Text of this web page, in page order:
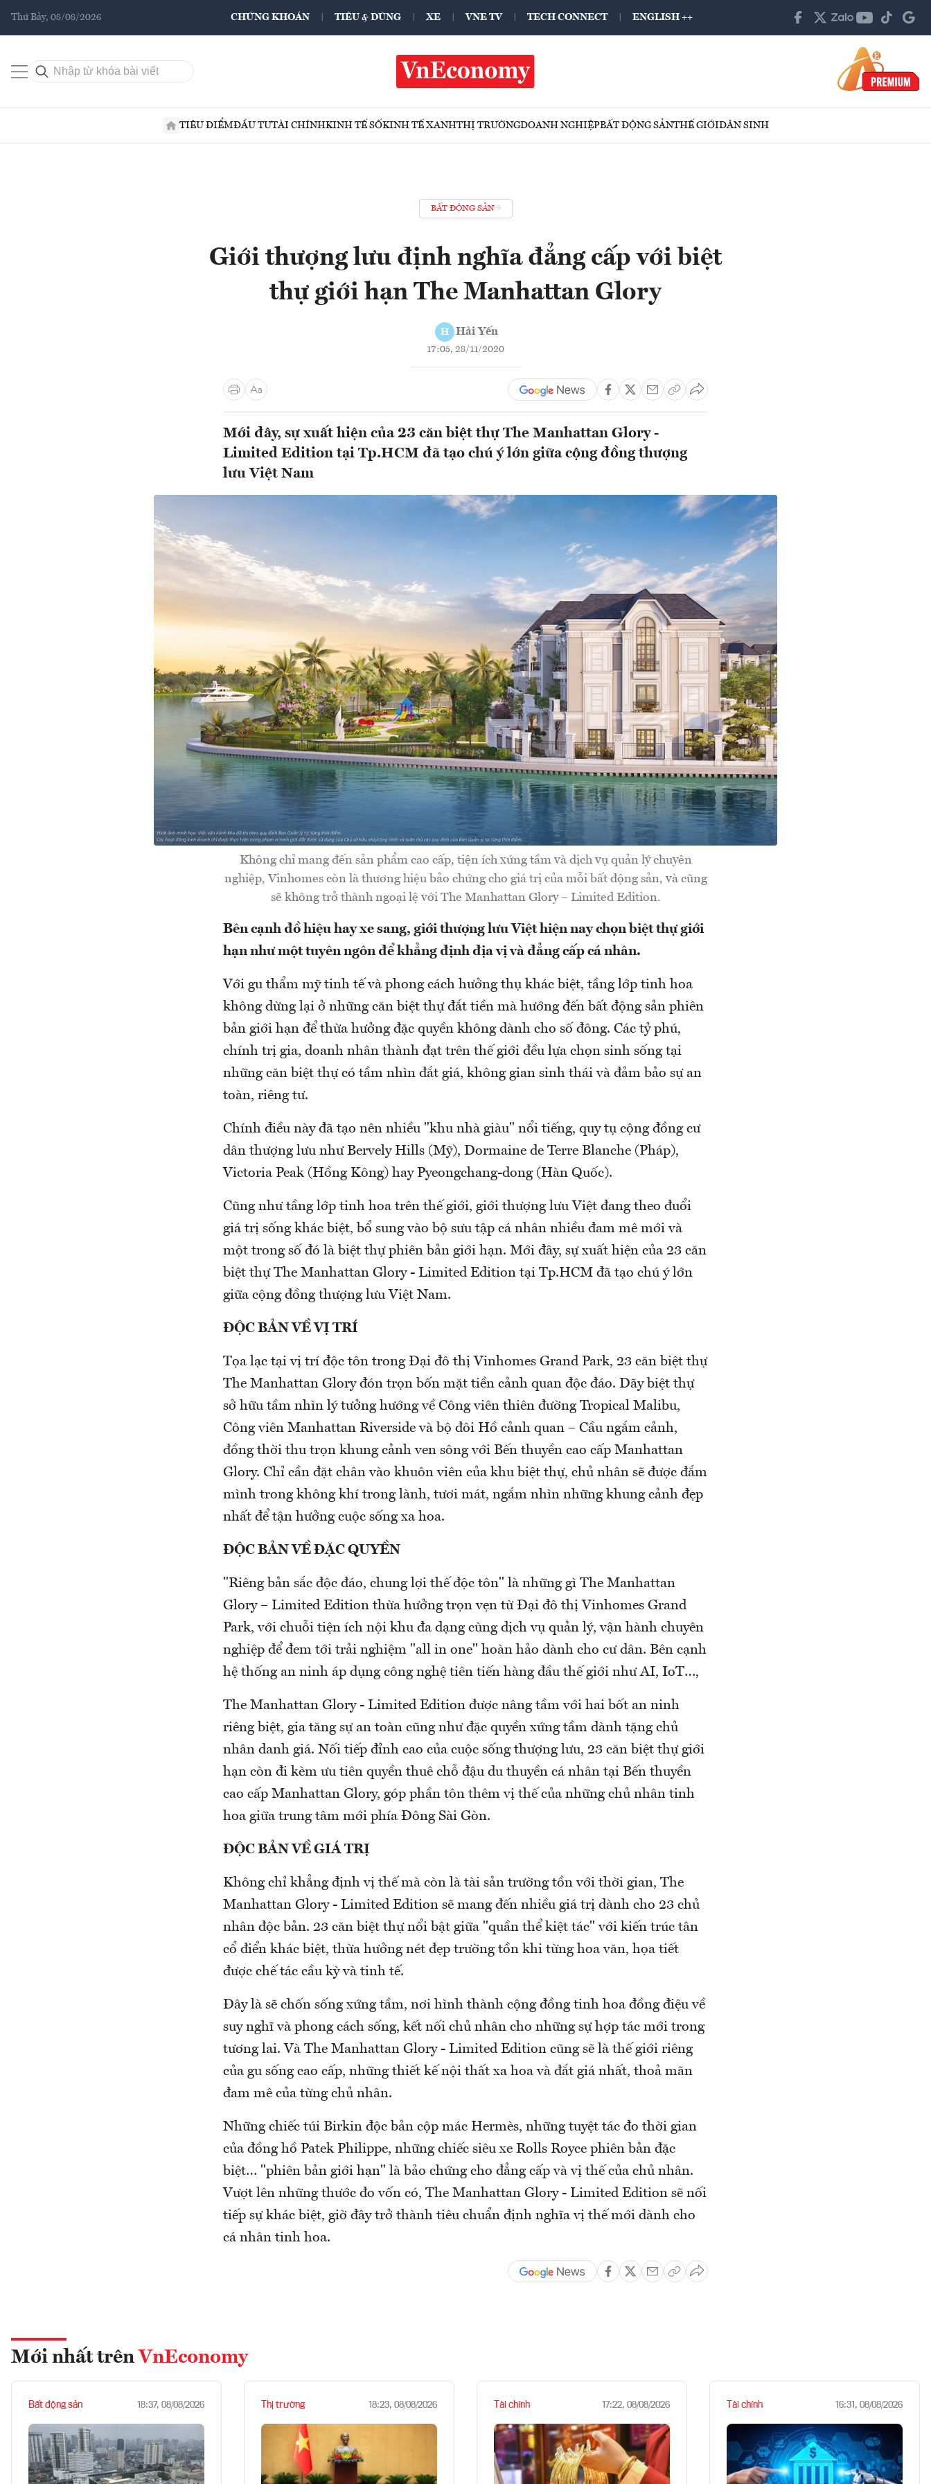
Thứ Bảy, 08/08/2026 CHỨNG KHOÁN TIÊU & DÙNG XE VNE TV TECH CONNECT ENGLISH ++
TIÊU ĐIỂMĐẦU TƯTÀI CHÍNHKINH TẾ SỐKINH TẾ XANHTHỊ TRƯỜNGDOANH NGHIỆPBẤT ĐỘNG SẢNTHẾ GIỚIDÂN SINH
BẤT ĐỘNG SẢN
Giới thượng lưu định nghĩa đẳng cấp với biệt
thự giới hạn The Manhattan Glory
H Hải Yến
17:05, 28/11/2020
Mới đây, sự xuất hiện của 23 căn biệt thự The Manhattan Glory -
Limited Edition tại Tp.HCM đã tạo chú ý lớn giữa cộng đồng thượng
lưu Việt Nam
Không chỉ mang đến sản phẩm cao cấp, tiện ích xứng tầm và dịch vụ quản lý chuyên
nghiệp, Vinhomes còn là thương hiệu bảo chứng cho giá trị của mỗi bất động sản, và cũng
sẽ không trở thành ngoại lệ với The Manhattan Glory – Limited Edition.
Bên cạnh đồ hiệu hay xe sang, giới thượng lưu Việt hiện nay chọn biệt thự giới
hạn như một tuyên ngôn để khẳng định địa vị và đẳng cấp cá nhân.
Với gu thẩm mỹ tinh tế và phong cách hưởng thụ khác biệt, tầng lớp tinh hoa
không dừng lại ở những căn biệt thự đắt tiền mà hướng đến bất động sản phiên
bản giới hạn để thừa hưởng đặc quyền không dành cho số đông. Các tỷ phú,
chính trị gia, doanh nhân thành đạt trên thế giới đều lựa chọn sinh sống tại
những căn biệt thự có tầm nhìn đắt giá, không gian sinh thái và đảm bảo sự an
toàn, riêng tư.
Chính điều này đã tạo nên nhiều "khu nhà giàu" nổi tiếng, quy tụ cộng đồng cư
dân thượng lưu như Bervely Hills (Mỹ), Dormaine de Terre Blanche (Pháp),
Victoria Peak (Hồng Kông) hay Pyeongchang-dong (Hàn Quốc).
Cũng như tầng lớp tinh hoa trên thế giới, giới thượng lưu Việt đang theo đuổi
giá trị sống khác biệt, bổ sung vào bộ sưu tập cá nhân nhiều đam mê mới và
một trong số đó là biệt thự phiên bản giới hạn. Mới đây, sự xuất hiện của 23 căn
biệt thự The Manhattan Glory - Limited Edition tại Tp.HCM đã tạo chú ý lớn
giữa cộng đồng thượng lưu Việt Nam.
ĐỘC BẢN VỀ VỊ TRÍ
Tọa lạc tại vị trí độc tôn trong Đại đô thị Vinhomes Grand Park, 23 căn biệt thự
The Manhattan Glory đón trọn bốn mặt tiền cảnh quan độc đáo. Dãy biệt thự
sở hữu tầm nhìn lý tưởng hướng về Công viên thiên đường Tropical Malibu,
Công viên Manhattan Riverside và bộ đôi Hồ cảnh quan – Cầu ngắm cảnh,
đồng thời thu trọn khung cảnh ven sông với Bến thuyền cao cấp Manhattan
Glory. Chỉ cần đặt chân vào khuôn viên của khu biệt thự, chủ nhân sẽ được đắm
mình trong không khí trong lành, tươi mát, ngắm nhìn những khung cảnh đẹp
nhất để tận hưởng cuộc sống xa hoa.
ĐỘC BẢN VỀ ĐẶC QUYỀN
"Riêng bản sắc độc đáo, chung lợi thế độc tôn" là những gì The Manhattan
Glory – Limited Edition thừa hưởng trọn vẹn từ Đại đô thị Vinhomes Grand
Park, với chuỗi tiện ích nội khu đa dạng cùng dịch vụ quản lý, vận hành chuyên
nghiệp để đem tới trải nghiệm "all in one" hoàn hảo dành cho cư dân. Bên cạnh
hệ thống an ninh áp dụng công nghệ tiên tiến hàng đầu thế giới như AI, IoT…,
The Manhattan Glory - Limited Edition được nâng tầm với hai bốt an ninh
riêng biệt, gia tăng sự an toàn cũng như đặc quyền xứng tầm dành tặng chủ
nhân danh giá. Nối tiếp đỉnh cao của cuộc sống thượng lưu, 23 căn biệt thự giới
hạn còn đi kèm ưu tiên quyền thuê chỗ đậu du thuyền cá nhân tại Bến thuyền
cao cấp Manhattan Glory, góp phần tôn thêm vị thế của những chủ nhân tinh
hoa giữa trung tâm mới phía Đông Sài Gòn.
ĐỘC BẢN VỀ GIÁ TRỊ
Không chỉ khẳng định vị thế mà còn là tài sản trường tồn với thời gian, The
Manhattan Glory - Limited Edition sẽ mang đến nhiều giá trị dành cho 23 chủ
nhân độc bản. 23 căn biệt thự nổi bật giữa "quần thể kiệt tác" với kiến trúc tân
cổ điển khác biệt, thừa hưởng nét đẹp trường tồn khi từng hoa văn, họa tiết
được chế tác cầu kỳ và tinh tế.
Đây là sẽ chốn sống xứng tầm, nơi hình thành cộng đồng tinh hoa đồng điệu về
suy nghĩ và phong cách sống, kết nối chủ nhân cho những sự hợp tác mới trong
tương lai. Và The Manhattan Glory - Limited Edition cũng sẽ là thế giới riêng
của gu sống cao cấp, những thiết kế nội thất xa hoa và đắt giá nhất, thoả mãn
đam mê của từng chủ nhân.
Những chiếc túi Birkin độc bản cộp mác Hermès, những tuyệt tác đo thời gian
của đồng hồ Patek Philippe, những chiếc siêu xe Rolls Royce phiên bản đặc
biệt… "phiên bản giới hạn" là bảo chứng cho đẳng cấp và vị thế của chủ nhân.
Vượt lên những thước đo vốn có, The Manhattan Glory - Limited Edition sẽ nối
tiếp sự khác biệt, giờ đây trở thành tiêu chuẩn định nghĩa vị thế mới dành cho
cá nhân tinh hoa.
Mới nhất trên VnEconomy
Bất động sản 18:37, 08/08/2026 Thị trường 18:23, 08/08/2026 Tài chính 17:22, 08/08/2026 Tài chính 16:31, 08/08/2026